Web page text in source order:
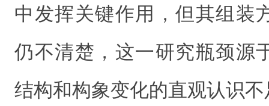
中发挥关键作用，但其组装
仍不清楚，这一研究瓶颈源
结构和构象变化的直观认识不